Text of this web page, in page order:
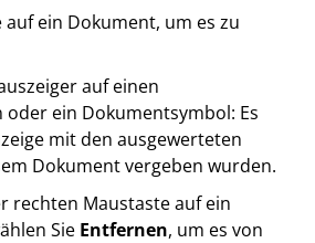
auf ein Dokument, um es zu
auf einen
ein Dokumentsymbol: Es
mit den ausgewerteten
Dokument vergeben wurden.
rechten Maustaste auf ein
Sie Entfernen, um es von